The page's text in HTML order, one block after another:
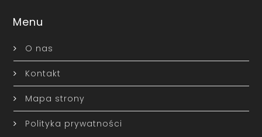
Menu
O nas
Kontakt
Mapa strony
Polityka prywatności